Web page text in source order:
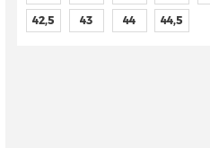
42,5 43 44 44,5